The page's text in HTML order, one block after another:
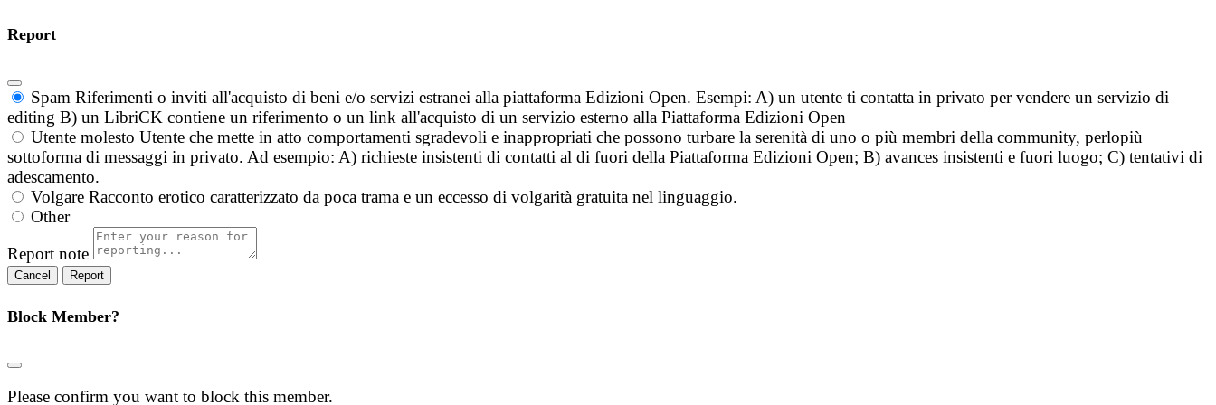
Report
Spam Riferimenti o inviti all'acquisto di beni e/o servizi estranei alla piattaforma Edizioni Open. Esempi: A) un utente ti contatta in privato per vendere un servizio di
editing B) un LibriCK contiene un riferimento o un link all'acquisto di un servizio esterno alla Piattaforma Edizioni Open
Utente molesto Utente che mette in atto comportamenti sgradevoli e inappropriati che possono turbare la serenità di uno o più membri della community, perlopiù
sottoforma di messaggi in privato. Ad esempio: A) richieste insistenti di contatti al di fuori della Piattaforma Edizioni Open; B) avances insistenti e fuori luogo; C) tentativi di
adescamento.
Volgare Racconto erotico caratterizzato da poca trama e un eccesso di volgarità gratuita nel linguaggio.
Other
Report note
Report
Block Member?
Please confirm you want to block this member.